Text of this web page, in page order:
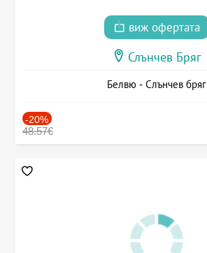
виж офертата
Слънчев Бряг
Белвю - Слънчев бряг
-20%
48.57€